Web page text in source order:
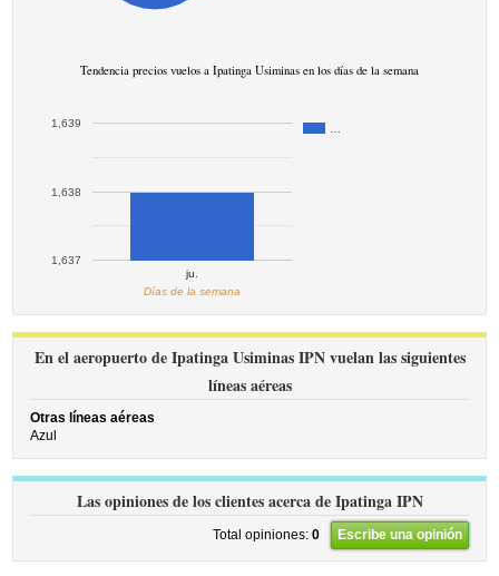
Tendencia precios vuelos a Ipatinga Usiminas en los días de la semana
ju.
1,637
1,638
1,639
Días de la semana
En el aeropuerto de Ipatinga Usiminas IPN vuelan las siguientes
líneas aéreas
Otras líneas aéreas
Azul
Las opiniones de los clientes acerca de Ipatinga IPN
Total opiniones: 0 Escribe una opinión